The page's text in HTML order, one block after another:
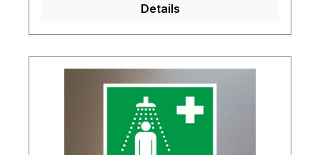
Details